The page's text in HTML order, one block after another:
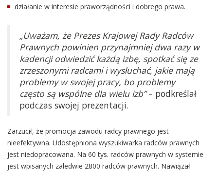
działanie w interesie praworządności i dobrego prawa.
„Uważam, że Prezes Krajowej Rady Radców
Prawnych powinien przynajmniej dwa razy w
kadencji odwiedzić każdą izbę, spotkać się ze
zrzeszonymi radcami i wysłuchać, jakie mają
problemy w swojej pracy, bo problemy
często są wspólne dla wielu izb”– podkreślał
podczas swojej prezentacji.
Zarzucił, że promocja zawodu radcy prawnego jest
nieefektywna. Udostępniona wyszukiwarka radców prawnych
jest niedopracowana. Na 60 tys. radców prawnych w systemie
jest wpisanych zaledwie 2800 radców prawnych. Nawiązał